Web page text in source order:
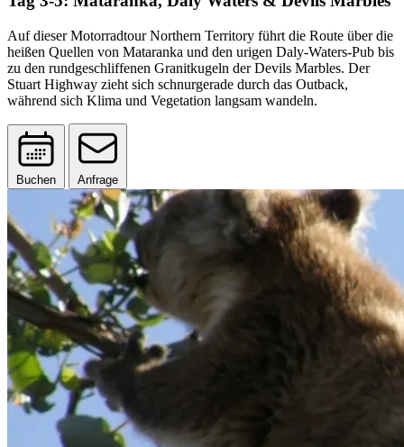
Auf dieser Motorradtour Northern Territory führt die Route über die
heißen Quellen von Mataranka und den urigen Daly-Waters-Pub bis
zu den rundgeschliffenen Granitkugeln der Devils Marbles. Der
Stuart Highway zieht sich schnurgerade durch das Outback,
während sich Klima und Vegetation langsam wandeln.
Buchen Anfrage